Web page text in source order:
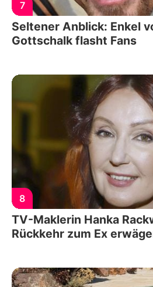
7
Seltener Anblick: Enkel
Gottschalk flasht Fans
8
TV-Maklerin Hanka
Rückkehr zum Ex